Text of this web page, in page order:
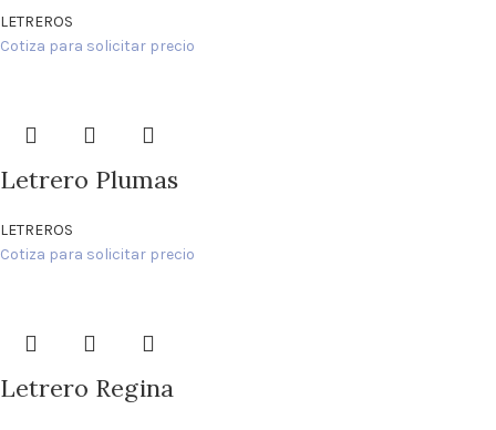
LETREROS
Cotiza para solicitar precio
Letrero Plumas
LETREROS
Cotiza para solicitar precio
Letrero Regina